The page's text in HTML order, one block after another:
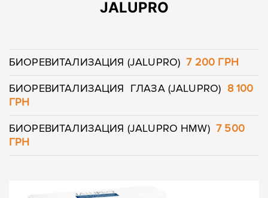
JALUPRO
БИОРЕВИТАЛИЗАЦИЯ (JALUPRO)7 200 ГРН
БИОРЕВИТАЛИЗАЦИЯ ГЛАЗА (JALUPRO) 8 100
ГРН
БИОРЕВИТАЛИЗАЦИЯ (JALUPRO HMW)7 500
ГРН